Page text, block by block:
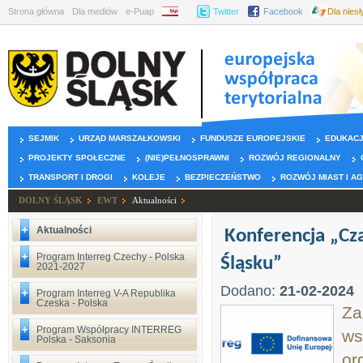
Strona główna Dla mediów e-Puap BIP Twitter Facebook Dla
SEJMIK URZĄD MARSZAŁKOWSKI FUNDUSZE EUROPEJSKIE
PROJEKTY SPOŁECZNE (NIE)PEŁNOSPRAWNI ROZWÓJ REGIONALNY
TRANSPORT I DROGI KOLEJE BEZPIECZEŃSTWO ROZWÓJ MIAST I
DOLNY ŚLĄSK EWT Aktualności
Aktualności
Program Interreg Czechy - Polska
2021-2027
Program Interreg V-A Republika
Czeska - Polska
Program Współpracy INTERREG
Polska - Saksonia
Konferencja
Śląsku”
Dodano: 21-02-2024